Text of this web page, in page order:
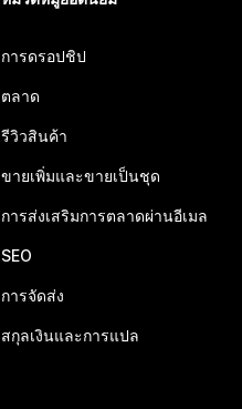
การดรอปชิป
ตลาด
รีวิวสินค้า
ขายเพิ่มและขายเป็นชุด
การส่งเสริมการตลาดผ่านอีเมล
SEO
การจัดส่ง
สกุลเงินและการแปล